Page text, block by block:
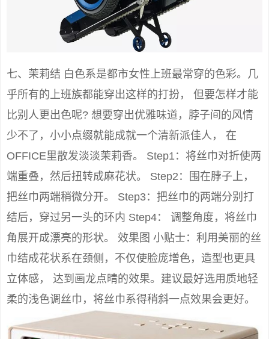
七、茉莉结 白色系是都市女性上班最常穿的色彩。几
乎所有的上班族都能穿出这样的打扮， 但要怎样才能
比别人更出色呢? 想要穿出优雅味道，脖子间的风情
少不了，小小点缀就能成就一个清新派佳人， 在
OFFICE里散发淡淡茉莉香。 Step1：将丝巾对折使两
端重叠，然后扭转成麻花状。 Step2：围在脖子上，
把丝巾两端稍微分开。 Step3：把丝巾的两端分别打
结后，穿过另一头的环内 Step4： 调整角度，将丝巾
角展开成漂亮的形状。 效果图 小贴士：利用美丽的丝
巾结成花状系在颈侧，不仅使脸庞增色，造型也更具
立体感， 达到画龙点晴的效果。建议最好选用质地轻
柔的浅色调丝巾，将丝巾系得稍斜一点效果会更好。